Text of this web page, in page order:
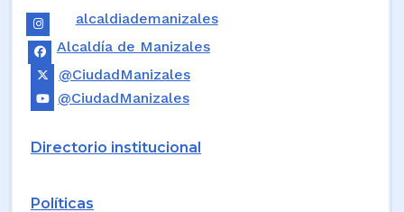
alcaldiademanizales
Alcaldía de Manizales
@CiudadManizales
@CiudadManizales
Directorio institucional
Políticas